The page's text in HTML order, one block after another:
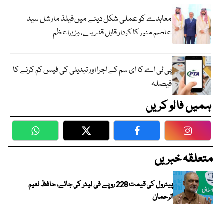
معاہدے کو عملی شکل دینے میں فیلڈ مارشل سید
عاصم منیر کا کردار قابل قدر ہے، وزیراعظم
پی ٹی اے کا ای سم کے اجرا اور تبدیلی کی فیس کم کرنے کا
فیصلہ
ہمیں فالو کریں
WhatsApp Twitter Facebook
متعلقہ خبریں
پیٹرول کی قیمت 228 روپے فی لیٹر کی جائے، حافظ نعیم
الرحمان